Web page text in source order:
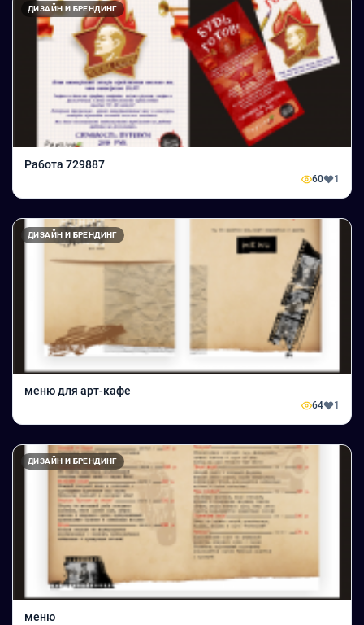
ДИЗАЙН И БРЕНДИНГ
Работа 729887
60 1
ДИЗАЙН И БРЕНДИНГ
меню для арт-кафе
64 1
ДИЗАЙН И БРЕНДИНГ
меню